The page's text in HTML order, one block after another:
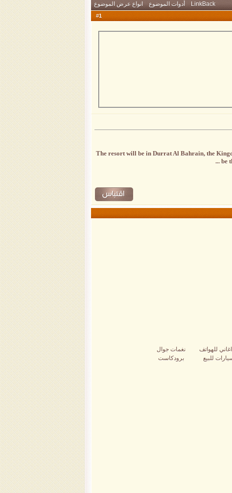
LinkBack أدوات الموضوع انواع عرض الموضوع
1
The resort will be in Durrat Al Bahrain, the
be
للهواتف
نغمات جوال
للبيع برودكاست